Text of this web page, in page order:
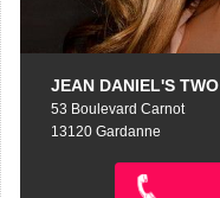
JEAN DANIEL'S TWO
53 Boulevard Carnot
13120 Gardanne